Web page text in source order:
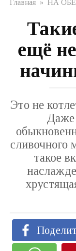
Главная » НА
ещё
Это не
Даже
сливочного
такое